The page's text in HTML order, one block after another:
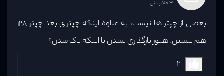
چشمگیر، تجربه‌ای ماندگار برای خوانندگان ارائه می‌دهد. اگر به
داستان‌هایی با شخصیت‌های کاریزماتیک، نبردهای خلاقانه و
فضایی که میان ادبیات و فانتزی پل می‌زند علاقه‌مند هستید، این
مانگا انتخابی عالی خواهد بود.
3 ماه پیش
بعضی از چپتر ها نیست، به علاوه اینکه چپترای بعد چپتر 128
هم نیستن. هنوز بارگذاری نشدن یا اینکه پاک شدن؟
2